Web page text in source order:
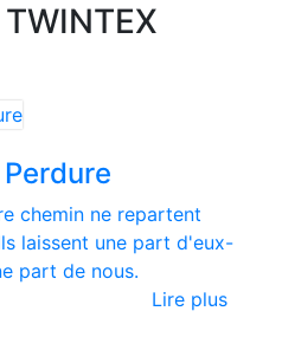
chemin ne repartent
laissent une part d'eux-
part de nous.
Lire plus